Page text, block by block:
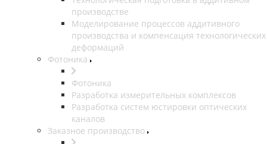
производстве
Моделирование процессов аддитивного
производства и компенсация технологических
деформаций
Фотоника
Фотоника
Разработка измерительных комплексов
Разработка систем юстировки оптических
каналов
Заказное производство